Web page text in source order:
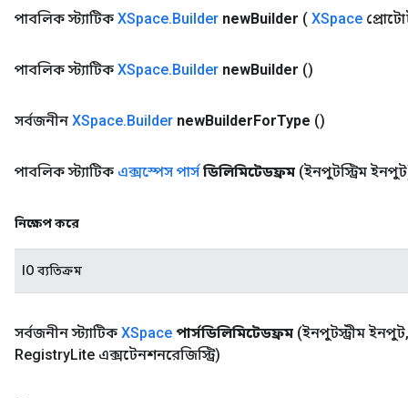
পাবলিক স্ট্যাটিক XSpace.Builder newBuilder ( XSpace
পাবলিক স্ট্যাটিক XSpace.Builder newBuilder ()
সর্বজনীন XSpace.Builder newBuilderForType ()
পাবলিক স্ট্যাটিক এক্সস্পেস পার্স ডিলিমিটেডফ্রম (ইনপুটস্ট্রিম
নিক্ষেপ করে
IO ব্যতিক্রম
সর্বজনীন স্ট্যাটিক XSpace পার্সডিলিমিটেডফ্রম (ইনপুটস্ট্রীম ইনপুট,
RegistryLite এক্সটেনশনরেজিস্ট্রি)